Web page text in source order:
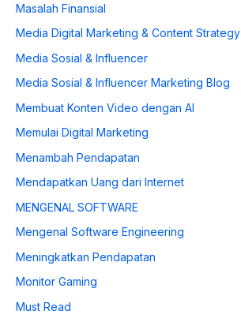
Masalah Finansial
Media Digital Marketing & Content Strategy
Media Sosial & Influencer
Media Sosial & Influencer Marketing Blog
Membuat Konten Video dengan AI
Memulai Digital Marketing
Menambah Pendapatan
Mendapatkan Uang dari Internet
MENGENAL SOFTWARE
Mengenal Software Engineering
Meningkatkan Pendapatan
Monitor Gaming
Must Read